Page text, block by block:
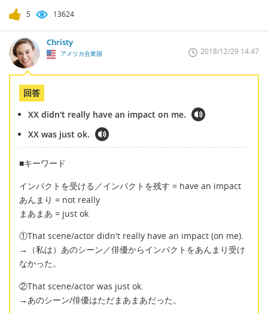
5 13624
Christy
アメリカ合衆国 2018/12/29 14:47
回答
XX didn't really have an impact on me.
XX was just ok.
■キーワード
インパクトを受ける／インパクトを残す = have an impact
あんまり = not really
まあまあ = just ok
①That scene/actor didn't really have an impact (on me).
→（私は）あのシーン／俳優からインパクトをあんまり受け
なかった。
②That scene/actor was just ok.
→あのシーン/俳優はただまあまあだった。